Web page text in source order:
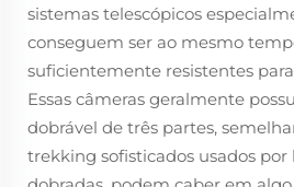
sistemas telescópicos
conseguem ser ao mesmo
suficientemente resistentes
Essas câmeras geralmente
dobrável de três partes,
trekking sofisticados usados por